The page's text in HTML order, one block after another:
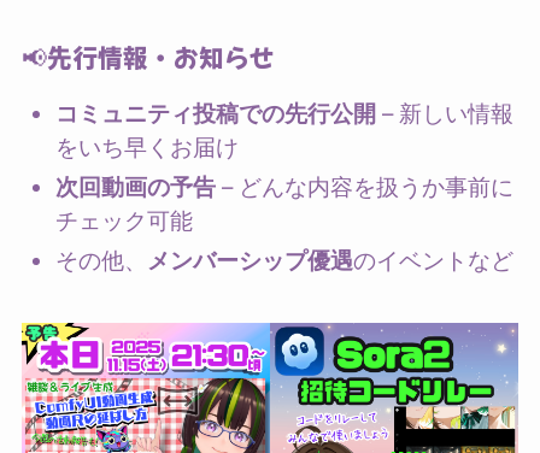
📢先行情報・お知らせ
コミュニティ投稿での先行公開 – 新しい情報
をいち早くお届け
次回動画の予告 – どんな内容を扱うか事前に
チェック可能
その他、 メンバーシップ優遇のイベントなど